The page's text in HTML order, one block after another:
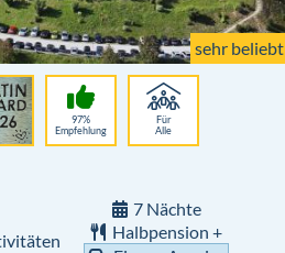
sehr beliebt
97%
Empfehlung
Für
Alle
7 Nächte
Halbpension +